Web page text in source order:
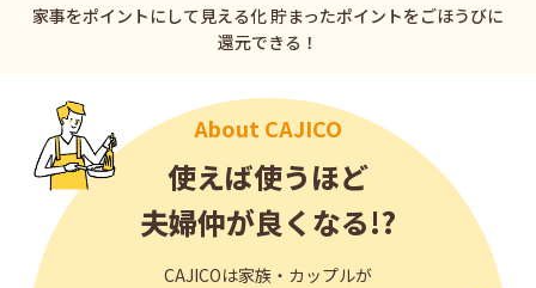
家事をポイントにして見える化 貯まったポイントをごほうびに
還元できる！
About CAJICO
使えば使うほど
夫婦仲が良くなる!?
CAJICOは家族・カップルが